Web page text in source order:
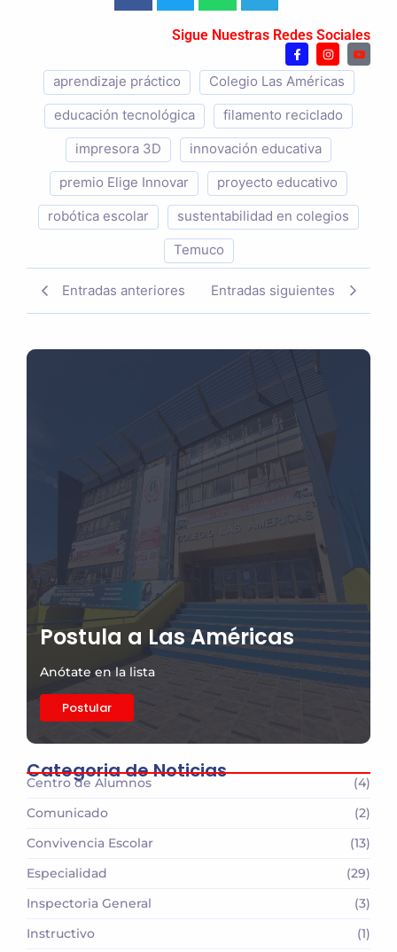
Sigue Nuestras Redes Sociales
aprendizaje práctico
Colegio Las Américas
educación tecnológica
filamento reciclado
impresora 3D
innovación educativa
premio Elige Innovar
proyecto educativo
robótica escolar
sustentabilidad en colegios
Temuco
Entradas anteriores Entradas siguientes
Postula a Las Américas
Anótate en la lista
Postular
Categoria de Noticias
Centro de Alumnos
(4)
Comunicado
(2)
Convivencia Escolar
(13)
Especialidad
(29)
Inspectoria General
(3)
Instructivo
(1)